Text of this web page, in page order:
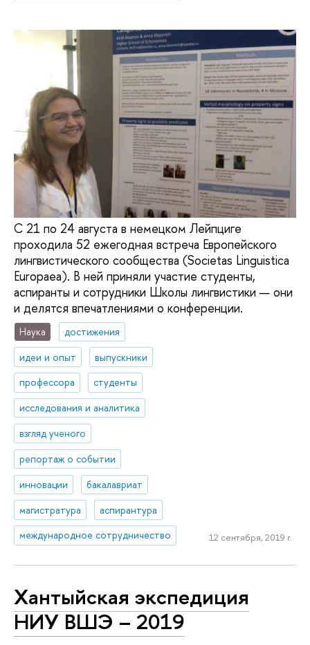
С 21 по 24 августа в немецком Лейпциге
проходила 52 ежегодная встреча Европейского
лингвистического сообщества (Societas Linguistica
Europaea). В ней приняли участие студенты,
аспиранты и сотрудники Школы лингвистики — они
и делятся впечатлениями о конференции.
Наука
достижения
идеи и опыт
выпускники
профессора
студенты
исследования и аналитика
взгляд ученого
репортаж о событии
инновации
бакалавриат
магистратура
аспирантура
международное сотрудничество
12 сентября, 2019 г.
Хантыйская экспедиция
НИУ ВШЭ – 2019